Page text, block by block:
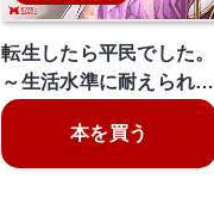
転生したら平民でした。
～生活水準に耐えられ…
本を買う